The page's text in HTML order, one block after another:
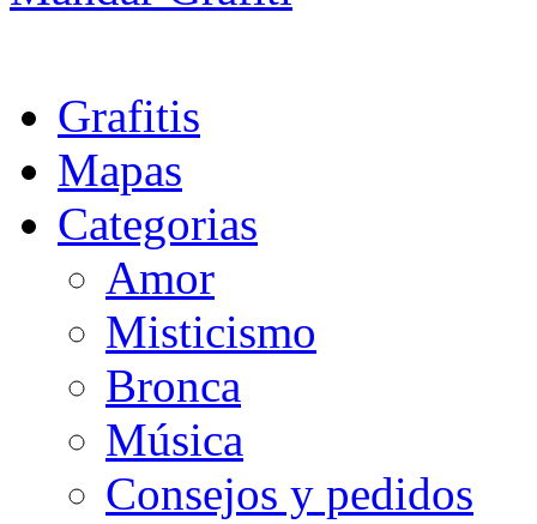
Grafitis
Mapas
Categorias
Amor
Misticismo
Bronca
Música
Consejos y pedidos